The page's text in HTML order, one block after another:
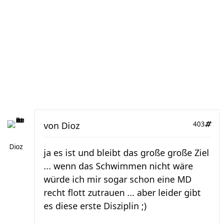
Dioz
403
von Dioz
ja es ist und bleibt das große große Ziel
... wenn das Schwimmen nicht wäre
würde ich mir sogar schon eine MD
recht flott zutrauen ... aber leider gibt
es diese erste Disziplin ;)